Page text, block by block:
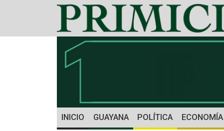
INICIO GUAYANA POLÍTICA ECONOMÍA